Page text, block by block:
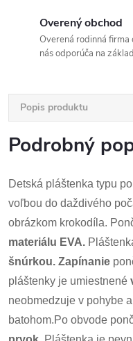
Overený obchod
Overená rodinná
nás odporúča na
Popis produktu
Podrobný
Detská pláštenka typu
voľbou do daždivého
obrázkom krokodíla.
materiálu EVA.
šnúrkou. Zapínanie
pláštenky je umiestnené
neobmedzuje v pohybe
batohom.Po obvode